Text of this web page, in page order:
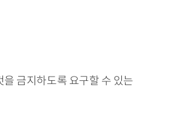
금지하도록 요구할 수 있는